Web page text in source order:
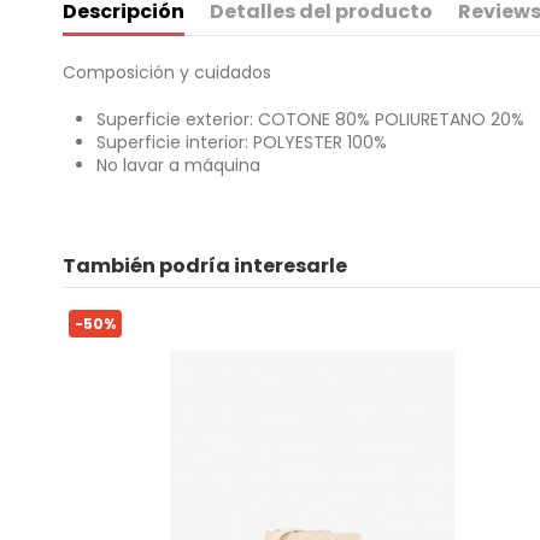
Descripción Detalles del producto
Composición y cuidados
Superficie exterior: COTONE 80% POLIURETANO 20%
Superficie interior: POLYESTER 100%
No lavar a máquina
ean13 8054942642783
También podría interesarle
-50%